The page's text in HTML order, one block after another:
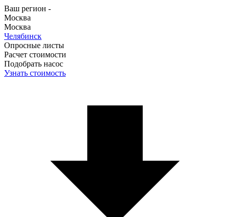
Ваш регион -
Москва
Москва
Челябинск
Опросные листы
Расчет стоимости
Подобрать насос
Узнать стоимость